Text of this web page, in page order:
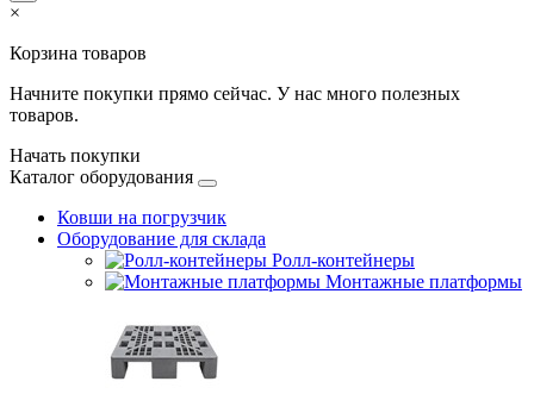
×
Корзина товаров
Начните покупки прямо сейчас. У нас много полезных
товаров.
Начать покупки
Каталог оборудования
Ковши на погрузчик
Оборудование для склада
Ролл-контейнеры
Монтажные платформы